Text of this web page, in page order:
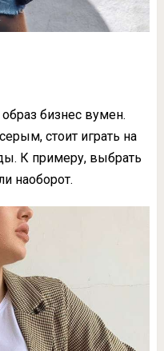
бизнес вумен.
стоит играть на
К примеру, выбрать
наоборот.